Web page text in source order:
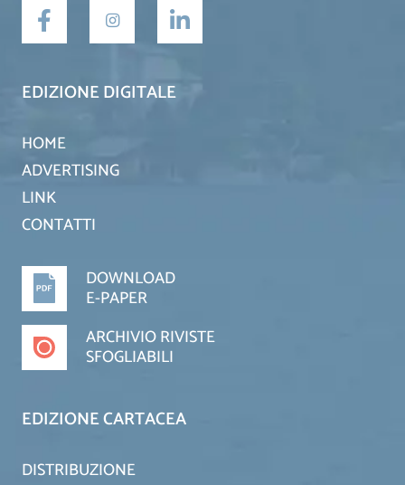
EDIZIONE DIGITALE
HOME
ADVERTISING
LINK
CONTATTI
DOWNLOAD
E-PAPER
ARCHIVIO RIVISTE
SFOGLIABILI
EDIZIONE CARTACEA
DISTRIBUZIONE